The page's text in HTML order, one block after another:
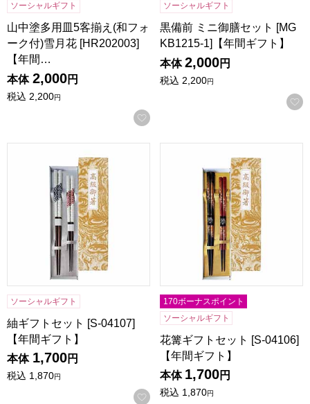
ソーシャルギフト
山中塗多用皿5客揃え(和フォ
ーク付)雪月花 [HR202003]
【年間…
本体 2,000円
税込 2,200円
お気に入りに登録する
ソーシャルギフト
黒備前 ミニ御膳セット [MG
KB1215-1]【年間ギフト】
本体 2,000円
税込 2,200円
ソーシャルギフト
紬ギフトセット [S-04107]
【年間ギフト】
本体 1,700円
税込 1,870円
お気に入りに登録する
170ボーナスポイント
ソーシャルギフト
花篝ギフトセット [S-04106]
【年間ギフト】
本体 1,700円
税込 1,870円